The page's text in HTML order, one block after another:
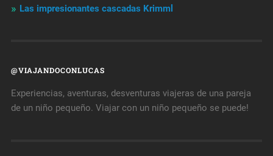
Las impresionantes cascadas Krimml
@VIAJANDOCONLUCAS
Experiencias, aventuras, desventuras viajeras de una pareja
de un niño pequeño. Viajar con un niño pequeño se puede!